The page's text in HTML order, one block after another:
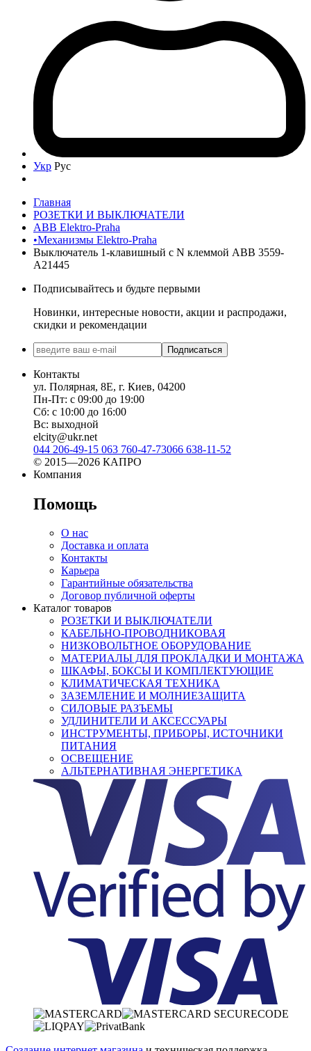
Укр Рус
Главная
РОЗЕТКИ И ВЫКЛЮЧАТЕЛИ
ABB Elektro-Praha
•Механизмы Elektro-Praha
Выключатель 1-клавишный с N клеммой ABB 3559-
A21445
Подписывайтесь и будьте первыми
Новинки, интересные новости, акции и распродажи,
скидки и рекомендации
Подписаться
Контакты
ул. Полярная, 8Е, г. Киев, 04200
Пн-Пт: с 09:00 до 19:00
Сб: с 10:00 до 16:00
Вс: выходной
elcity@ukr.net
044 206-49-15 063 760-47-73066 638-11-52
© 2015—2026 КАПРО
Компания
Помощь
О нас
Доставка и оплата
Контакты
Карьера
Гарантийные обязательства
Договор публичной оферты
Каталог товаров
РОЗЕТКИ И ВЫКЛЮЧАТЕЛИ
КАБЕЛЬНО-ПРОВОДНИКОВАЯ
НИЗКОВОЛЬТНОЕ ОБОРУДОВАНИЕ
МАТЕРИАЛЫ ДЛЯ ПРОКЛАДКИ И МОНТАЖА
ШКАФЫ, БОКСЫ И КОМПЛЕКТУЮЩИЕ
КЛИМАТИЧЕСКАЯ ТЕХНИКА
ЗАЗЕМЛЕНИЕ И МОЛНИЕЗАЩИТА
СИЛОВЫЕ РАЗЪЕМЫ
УДЛИНИТЕЛИ И АКСЕССУАРЫ
ИНСТРУМЕНТЫ, ПРИБОРЫ, ИСТОЧНИКИ
ПИТАНИЯ
ОСВЕЩЕНИЕ
АЛЬТЕРНАТИВНАЯ ЭНЕРГЕТИКА